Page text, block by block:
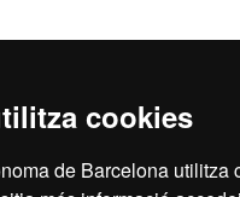
cookies
de Barcelona